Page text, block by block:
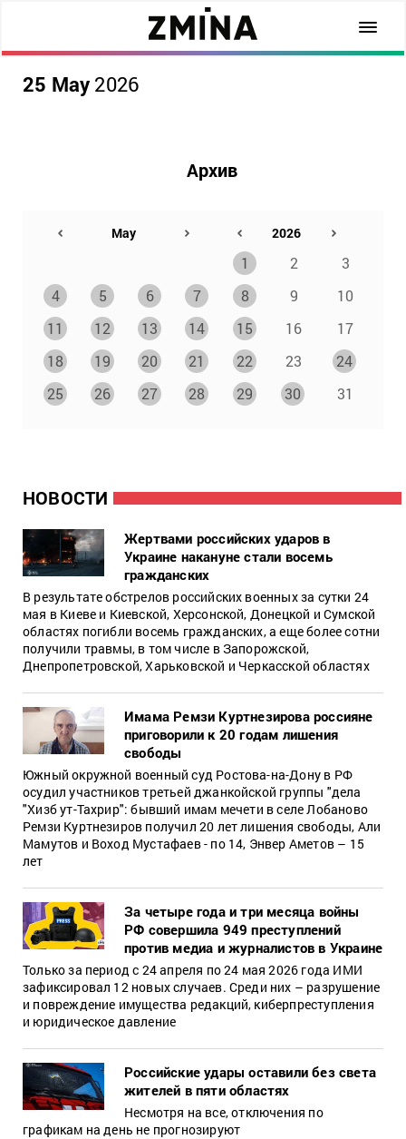
25 May 2026
НОВОСТИ
Жертвами российских ударов в
Украине накануне стали восемь
гражданских
В результате обстрелов российских военных за сутки 24
мая в Киеве и Киевской, Херсонской, Донецкой и Сумской
областях погибли восемь гражданских, а еще более сотни
получили травмы, в том числе в Запорожской,
Днепропетровской, Харьковской и Черкасской областях
Имама Ремзи Куртнезирова россияне
приговорили к 20 годам лишения
свободы
Южный окружной военный суд Ростова-на-Дону в РФ
осудил участников третьей джанкойской группы "дела
"Хизб ут-Тахрир": бывший имам мечети в селе Лобаново
Ремзи Куртнезиров получил 20 лет лишения свободы, Али
Мамутов и Воход Мустафаев - по 14, Энвер Аметов – 15
лет
За четыре года и три месяца войны
РФ совершила 949 преступлений
против медиа и журналистов в Украине
Только за период с 24 апреля по 24 мая 2026 года ИМИ
зафиксировал 12 новых случаев. Среди них – разрушение
и повреждение имущества редакций, киберпреступления
и юридическое давление
Российские удары оставили без света
жителей в пяти областях
Несмотря на все, отключения по
графикам на день не прогнозируют
Архив
1 2
3
4
5 6 7 8 9
10
11
12 13 14 15 16
17
18
19 20 21 22 23
24
25
26 27 28 29 30 31